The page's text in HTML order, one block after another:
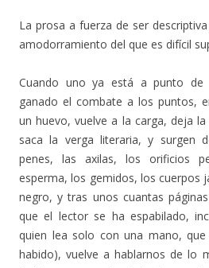
La prosa a fuerza de ser
amodorramiento del que es difícil
Cuando uno ya está a punto
ganado el combate a los puntos,
un huevo, vuelve a la carga, deja
saca la verga literaria, y surgen
penes, las axilas, los orificios
esperma, los gemidos, los cuerpos
negro, y tras unos cuantas
que el lector se ha espabilado,
quien lea solo con una mano,
habido), vuelve a hablarnos de lo